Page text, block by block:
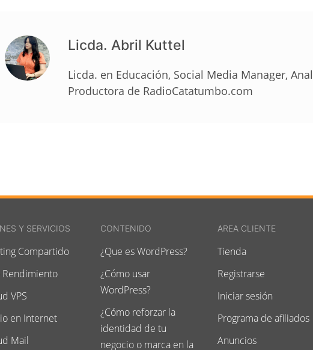
Licda. Abril Kuttel
Licda. en Educación, Social Media Manager,
Productora de RadioCatatumbo.com
Y SERVICIOS
Compartido
Rendimiento
VPS
en Internet
Mail
CONTENIDO
¿Que es WordPress?
¿Cómo usar
WordPress?
¿Cómo reforzar la
identidad de tu
negocio o marca en la
AREA CLIENTE
Tienda
Registrarse
Iniciar sesión
Programa de afiliados
Anuncios